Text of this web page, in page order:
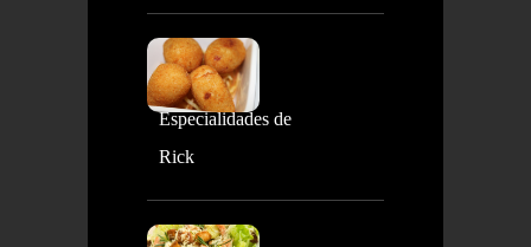
Especialidades de
Rick